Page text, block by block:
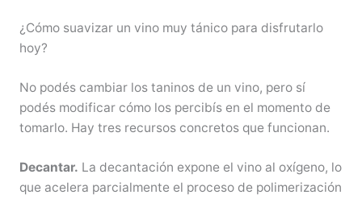
¿Cómo suavizar un vino muy tánico para disfrutarlo
hoy?
No podés cambiar los taninos de un vino, pero sí
podés modificar cómo los percibís en el momento de
tomarlo. Hay tres recursos concretos que funcionan.
Decantar. La decantación expone el vino al oxígeno, lo
que acelera parcialmente el proceso de polimerización